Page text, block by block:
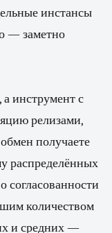
инстансы
— заметно
инструмент с
релизами,
получаете
распределённых
согласованности
количеством
и средних —